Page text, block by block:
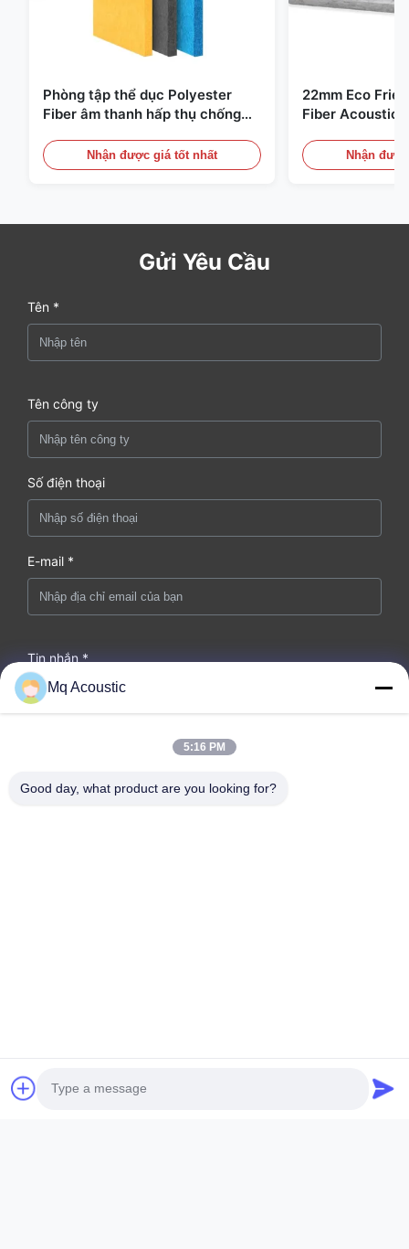
Phòng tập thể dục Polyester
Fiber âm thanh hấp thụ chống
Nhận được giá tốt nhất
22mm Eco
Fiber Acoustic
Nhận
Gửi Yêu Cầu
Tên *
Tên công ty
Số điện thoại
E-mail *
Tin nhắn *
Liên Kết Nhanh
Mq Acoustic
5:16 PM
Good day, what product are you looking for?